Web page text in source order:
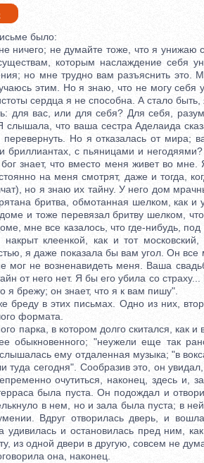
было:
не думайте тоже, что я унижаю
которым наслаждение себя
но мне трудно вам разъяснить это.
этим. Но я знаю, что не могу себя
сердца я не способна. А стало
вас, или для себя? Для себя,
слышала, что ваша сестра Аделаида
Но я отказалась от мира;
бриллиантах, с пьяницами и
знает, что вместо меня живет во
на меня смотрят, даже и тогда,
но я знаю их тайну. У него дом
бритва, обмотанная шелком, как и
и тоже перевязал бритву шелком,
мне все казалось, что где-нибудь,
клеенкой, как и тот московский,
я даже показала бы вам угол. Он все
мог не возненавидеть меня. Ваша
от него нет. Я бы его убила со
я брежу; он знает, что я к вам пишу".
в этих письмах. Одно из них,
формата.
парка, в котором долго скитался, как и
обыкновенного; "неужели еще так
ему отдаленная музыка; "в
сегодня". Сообразив это, он
очутиться, наконец, здесь и,
была пуста. Он подождал и
в нем, но и зала была пуста; в
Вдруг отворилась дверь, и
удивилась и остановилась пред ним,
из одной двери в другую, совсем не
она, наконец.